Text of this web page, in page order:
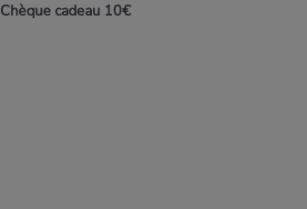
Chèque cadeau 10€